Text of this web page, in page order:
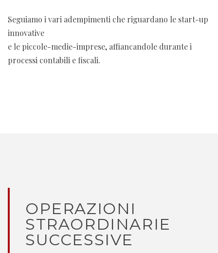
Seguiamo i vari adempimenti che riguardano le start-up
innovative
e le piccole-medie-imprese, affiancandole durante i
processi contabili e fiscali.
OPERAZIONI
STRAORDINARIE
SUCCESSIVE